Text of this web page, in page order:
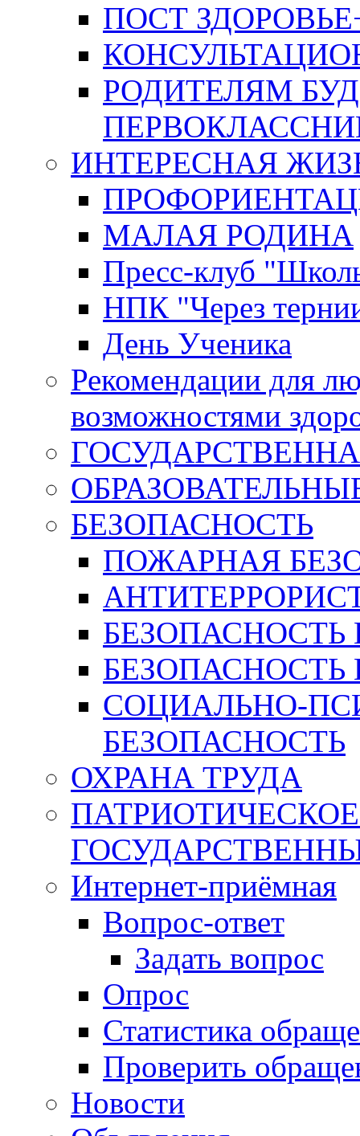
ПОСТ
РОДИТЕЛЯМ
ИНТЕРЕСНАЯ
МАЛАЯ РОДИНА
Пресс-клуб
НПК "Через
День Ученика
Рекомендации для
возможностями
БЕЗОПАСНОСТЬ
ПОЖАРНАЯ
БЕЗОПАСНОСТЬ
БЕЗОПАСНОСТЬ
СОЦИАЛЬНО-
БЕЗОПАСНОСТЬ
ОХРАНА ТРУДА
Интернет-приёмная
Вопрос-ответ
Задать вопрос
Опрос
Статистика
Проверить
Новости